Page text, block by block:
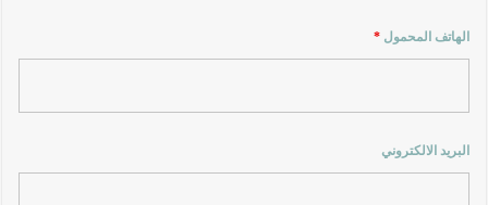
الهاتف المحمول*
البريد الالكتروني